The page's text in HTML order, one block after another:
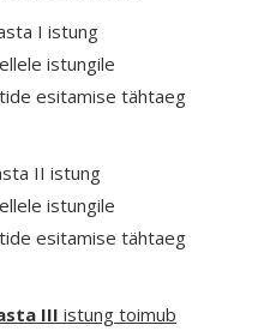
I istung
istungile
esitamise tähtaeg
II istung
istungile
esitamise tähtaeg
III istung toimub